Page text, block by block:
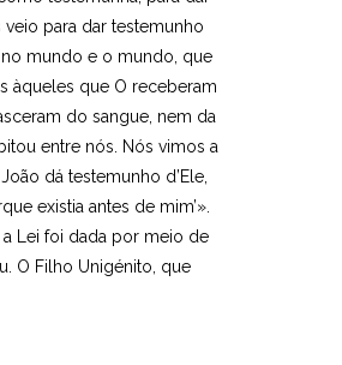
para dar testemunho
mundo e o mundo, que
àqueles que O receberam
do sangue, nem da
entre nós. Nós vimos a
dá testemunho d’Ele,
existia antes de mim’».
Lei foi dada por meio de
O Filho Unigénito, que